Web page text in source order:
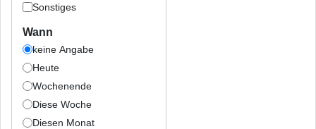
Sonstiges
Wann
keine Angabe
Heute
Wochenende
Diese Woche
Diesen Monat